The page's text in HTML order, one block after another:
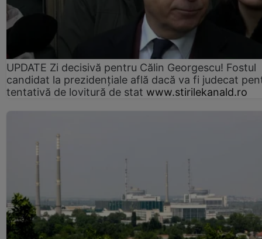
UPDATE Zi decisivă pentru Călin Georgescu! Fostul
candidat la prezidențiale află dacă va fi judecat
tentativă de lovitură de stat www.stirilekanald.ro